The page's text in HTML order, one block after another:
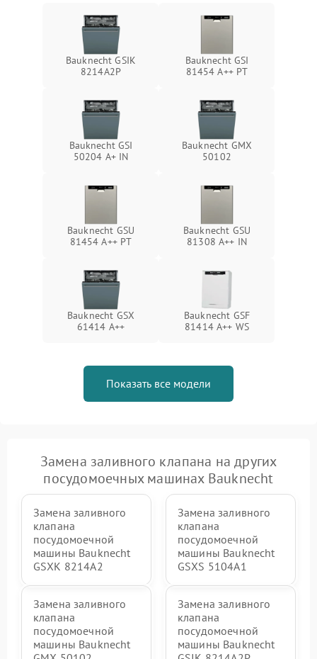
Bauknecht GSIK
8214A2P
Bauknecht GSI
81454 A++ PT
Bauknecht GSI
50204 A+ IN
Bauknecht GMX
50102
Bauknecht GSU
81454 A++ PT
Bauknecht GSU
81308 A++ IN
Bauknecht GSX
61414 A++
Bauknecht GSF
81414 A++ WS
Показать все модели
Замена заливного клапана на других
посудомоечных машинах Bauknecht
Замена заливного
клапана
посудомоечной
машины Bauknecht
GSXK 8214A2
Замена заливного
клапана
посудомоечной
машины Bauknecht
GSXS 5104A1
Замена заливного
клапана
посудомоечной
машины Bauknecht
Замена заливного
клапана
посудомоечной
машины Bauknecht